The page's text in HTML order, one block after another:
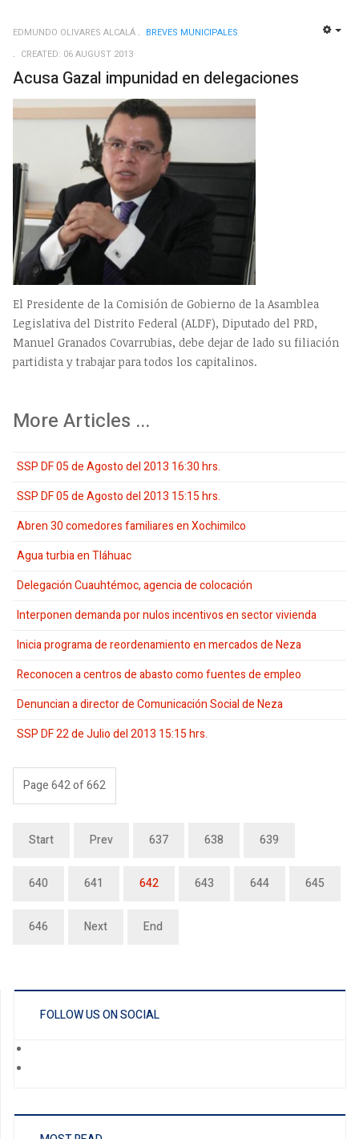
EDMUNDO OLIVARES ALCALÁ
BREVES MUNICIPALES
CREATED: 06 AUGUST 2013
Acusa Gazal impunidad en delegaciones
El Presidente de la Comisión de Gobierno de la Asamblea
Legislativa del Distrito Federal (ALDF), Diputado del PRD,
Manuel Granados Covarrubias, debe dejar de lado su filiación
partidista y trabajar para todos los capitalinos.
More Articles ...
SSP DF 05 de Agosto del 2013 16:30 hrs.
SSP DF 05 de Agosto del 2013 15:15 hrs.
Abren 30 comedores familiares en Xochimilco
Agua turbia en Tláhuac
Delegación Cuauhtémoc, agencia de colocación
Interponen demanda por nulos incentivos en sector vivienda
Inicia programa de reordenamiento en mercados de Neza
Reconocen a centros de abasto como fuentes de empleo
Denuncian a director de Comunicación Social de Neza
SSP DF 22 de Julio del 2013 15:15 hrs.
Page 642 of 662
Start Prev 637 638 639
640 641 642 643 644 645
646 Next End
FOLLOW US ON SOCIAL